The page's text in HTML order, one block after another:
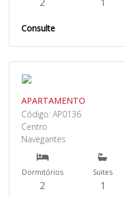
Consulte
APARTAMENTO
Código: AP0136
Centro
Navegantes
Dormitórios
2
Suites
1